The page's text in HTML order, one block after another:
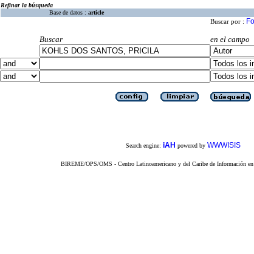
Refinar la búsqueda
Base de datos : article
Buscar por :
Buscar
en el campo
Search engine: iAH powered by WWWISIS
BIREME/OPS/OMS - Centro Latinoamericano y del Caribe de Información